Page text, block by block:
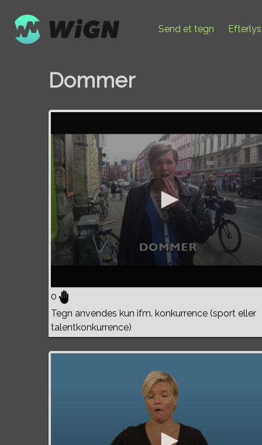
Send et tegn
Dommer
0
Tegn anvendes kun ifm. konkurrence (sport eller
talentkonkurrence)